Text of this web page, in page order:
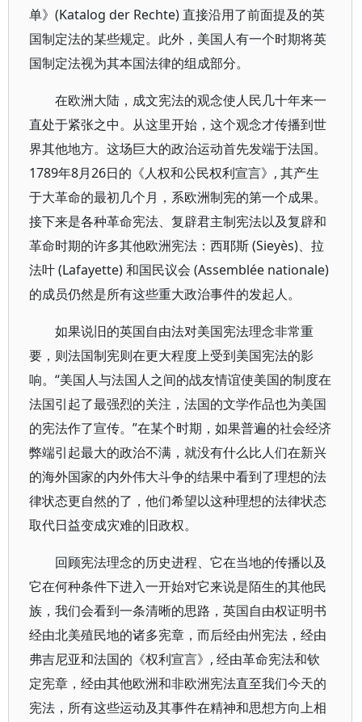
单》(Katalog der Rechte) 直接沿用了前面提及的英
国制定法的某些规定。此外，美国人有一个时期将英
国制定法视为其本国法律的组成部分。
在欧洲大陆，成文宪法的观念使人民几十年来一
直处于紧张之中。从这里开始，这个观念才传播到世
界其他地方。这场巨大的政治运动首先发端于法国。
1789年8月26日的《人权和公民权利宣言》, 其产生
于大革命的最初几个月，系欧洲制宪的第一个成果。
接下来是各种革命宪法、复辟君主制宪法以及复辟和
革命时期的许多其他欧洲宪法：西耶斯 (Sieyès)、拉
法叶 (Lafayette) 和国民议会 (Assemblée nationale)
的成员仍然是所有这些重大政治事件的发起人。
如果说旧的英国自由法对美国宪法理念非常重
要，则法国制宪则在更大程度上受到美国宪法的影
响。“美国人与法国人之间的战友情谊使美国的制度在
法国引起了最强烈的关注，法国的文学作品也为美国
的宪法作了宣传。”在某个时期，如果普遍的社会经济
弊端引起最大的政治不满，就没有什么比人们在新兴
的海外国家的内外伟大斗争的结果中看到了理想的法
律状态更自然的了，他们希望以这种理想的法律状态
取代日益变成灾难的旧政权。
回顾宪法理念的历史进程、它在当地的传播以及
它在何种条件下进入一开始对它来说是陌生的其他民
族，我们会看到一条清晰的思路，英国自由权证明书
经由北美殖民地的诸多宪章，而后经由州宪法，经由
弗吉尼亚和法国的《权利宣言》, 经由革命宪法和钦
定宪章，经由其他欧洲和非欧洲宪法直至我们今天的
宪法，所有这些运动及其事件在精神和思想方向上相